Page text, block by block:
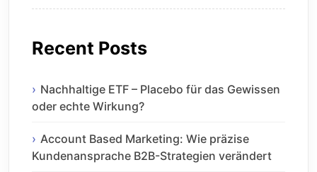
Recent Posts
Nachhaltige ETF – Placebo für das Gewissen
oder echte Wirkung?
Account Based Marketing: Wie präzise
Kundenansprache B2B-Strategien verändert